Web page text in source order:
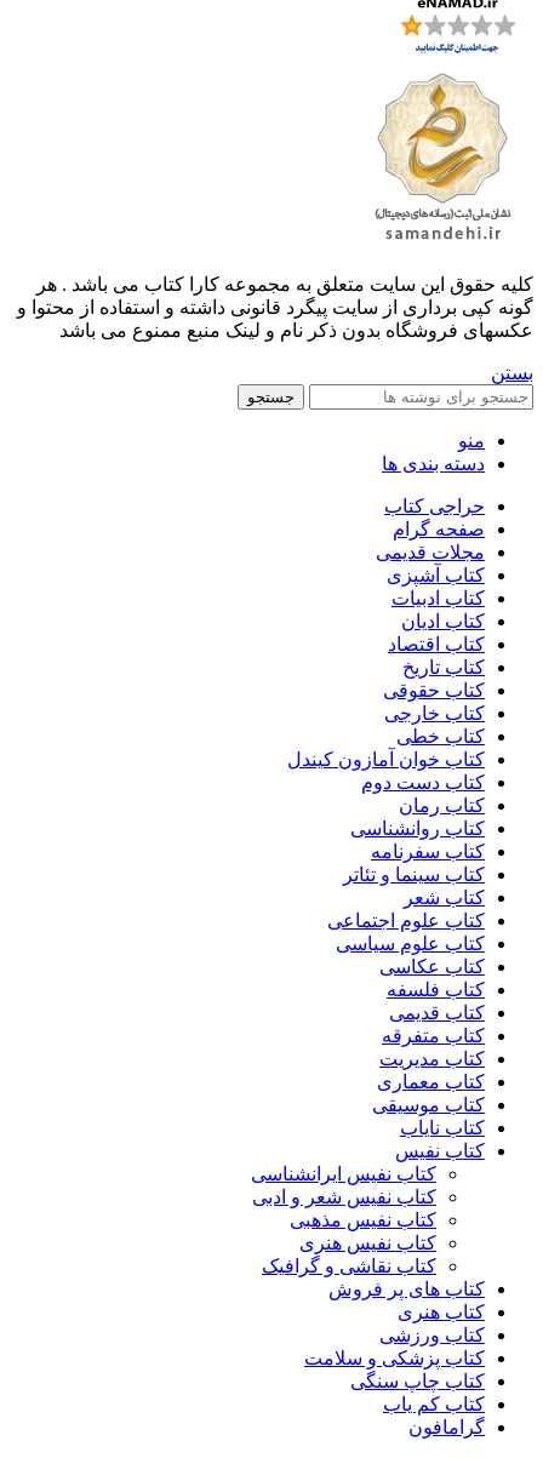
کليه حقوق اين سايت متعلق به مجموعه کارا کتاب می باشد . هر
گونه کپی برداری از سایت پیگرد قانونی داشته و استفاده از محتوا و
عکسهای فروشگاه بدون ذکر نام و لینک منبع ممنوع می باشد
بستن
جستجو
منو
دسته بندی ها
حراجی کتاب
صفحه گرام
مجلات قدیمی
کتاب آشپزی
کتاب ادبیات
کتاب ادیان
کتاب اقتصاد
کتاب تاریخ
کتاب حقوقی
کتاب خارجی
کتاب خطی
کتاب خوان آمازون کیندل
کتاب دست دوم
کتاب رمان
کتاب روانشناسی
کتاب سفرنامه
کتاب سینما و تئاتر
کتاب شعر
کتاب علوم اجتماعی
کتاب علوم سیاسی
کتاب عکاسی
کتاب فلسفه
کتاب قدیمی
کتاب متفرقه
کتاب مدیریت
کتاب معماری
کتاب موسیقی
کتاب نایاب
کتاب نفیس
کتاب نفیس ایرانشناسی
کتاب نفیس شعر و ادبی
کتاب نفیس مذهبی
کتاب نفیس هنری
کتاب نقاشی و گرافیک
کتاب های پر فروش
کتاب هنری
کتاب ورزشی
کتاب پزشکی و سلامت
کتاب چاپ سنگی
کتاب کم یاب
گرامافون